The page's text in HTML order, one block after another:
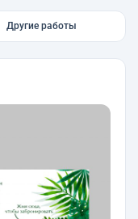
Другие работы